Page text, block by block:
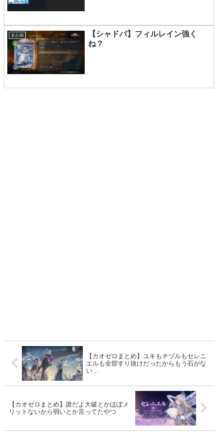
まとめ
【シャドバ】フィルレイン強く
ね？
【カオゼロまとめ】ユキもチヅルもセレニ
エルも全部すり抜けだったからもう石がな
い…
【カオゼロまとめ】誰だよ大破とかほぼメ
リットないから弱いとか言ってたやつ